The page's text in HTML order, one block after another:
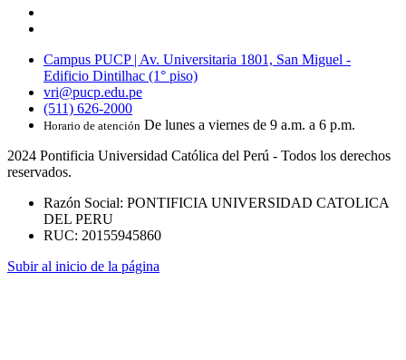
Campus PUCP | Av. Universitaria 1801, San Miguel -
Edificio Dintilhac (1° piso)
vri@pucp.edu.pe
(511) 626-2000
Horario de atención De lunes a viernes de 9 a.m. a 6 p.m.
2024 Pontificia Universidad Católica del Perú - Todos los derechos
reservados.
Razón Social: PONTIFICIA UNIVERSIDAD CATOLICA
DEL PERU
RUC: 20155945860
Subir al inicio de la página